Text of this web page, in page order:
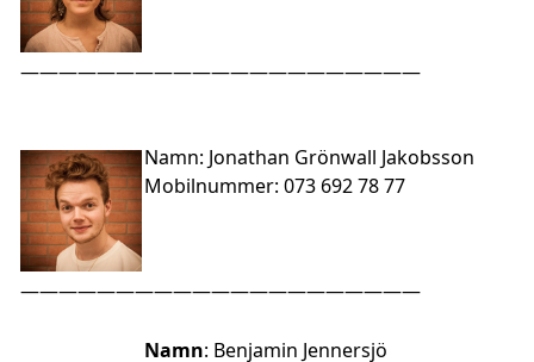
—————————————————————
Namn: Jonathan Grönwall Jakobsson
Mobilnummer: 073 692 78 77
—————————————————————
Namn: Benjamin Jennersjö